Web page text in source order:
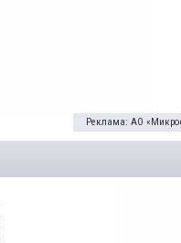
Реклама: АО